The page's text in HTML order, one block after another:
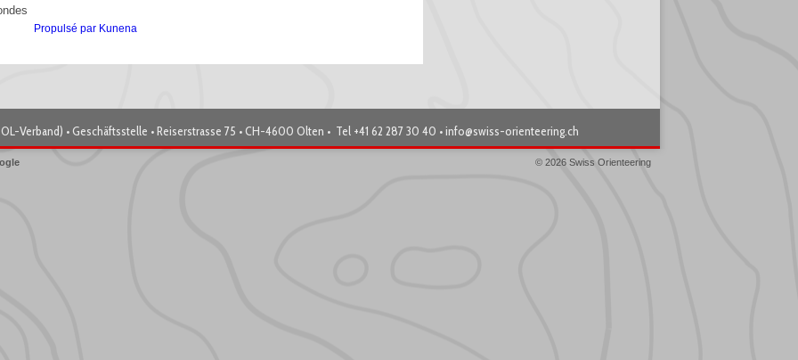
Propulsé par Kunena
Verband) • Geschäftsstelle • Reiserstrasse 75 • CH-4600 Olten • Tel +41 62 287 30 40 •info@swiss-orienteering.ch
© 2026 Swiss Orienteering